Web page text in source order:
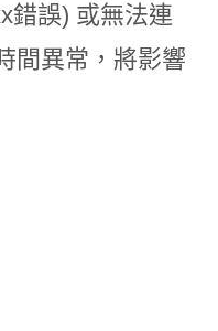
錯誤) 或無法連
間異常，將影響